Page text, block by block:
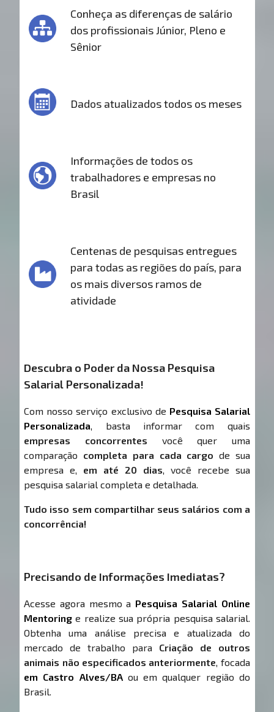
Conheça as diferenças de salário
dos profissionais Júnior, Pleno e
Sênior
Dados atualizados todos os meses
Informações de todos os
trabalhadores e empresas no
Brasil
Centenas de pesquisas entregues
para todas as regiões do país, para
os mais diversos ramos de
atividade
Descubra o Poder da Nossa Pesquisa
Salarial Personalizada!
Com nosso serviço exclusivo de Pesquisa Salarial
Personalizada, basta informar com quais
empresas concorrentes você quer uma
comparação completa para cada cargo de sua
empresa e, em até 20 dias, você recebe sua
pesquisa salarial completa e detalhada.
Tudo isso sem compartilhar seus salários com a
concorrência!
Precisando de Informações Imediatas?
Acesse agora mesmo a Pesquisa Salarial Online
Mentoring e realize sua própria pesquisa salarial.
Obtenha uma análise precisa e atualizada do
mercado de trabalho para Criação de outros
animais não especificados anteriormente, focada
em Castro Alves/BAou em qualquer região do
Brasil.